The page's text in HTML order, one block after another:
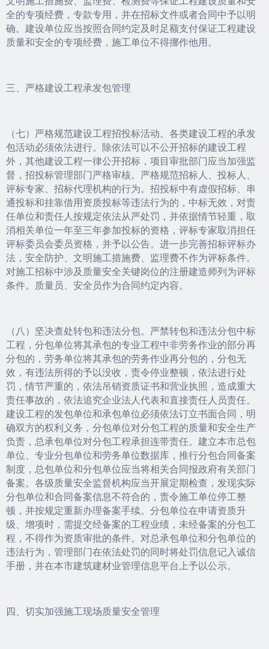
全的专项经费，专款专用，并在招标文件或者合同中予以明
确。建设单位应当按照合同约定及时足额支付保证工程建设
质量和安全的专项经费，施工单位不得挪作他用。
三、严格建设工程承发包管理
（七）严格规范建设工程招投标活动。各类建设工程的承发
包活动必须依法进行。除依法可以不公开招标的建设工程
外，其他建设工程一律公开招标，项目审批部门应当加强监
督，招投标管理部门严格审核。严格规范招标人、投标人、
评标专家、招标代理机构的行为。招投标中有虚假招标、串
通投标和挂靠借用资质投标等违法行为的，中标无效，对责
任单位和责任人按规定依法从严处罚，并依据情节轻重，取
消相关单位一年至三年参加投标的资格，评标专家取消担任
评标委员会委员资格，并予以公告。进一步完善招标评标办
法，安全防护、文明施工措施费、监理费不作为评标条件。
对施工招标中涉及质量安全关键岗位的注册建造师列为评标
条件。质量员、安全员作为合同约定内容。
（八）坚决查处转包和违法分包。严禁转包和违法分包中标
工程，分包单位将其承包的专业工程中非劳务作业的部分再
分包的，劳务单位将其承包的劳务作业再分包的，分包无
效，有违法所得的予以没收，责令停业整顿，依法进行处
罚，情节严重的，依法吊销资质证书和营业执照，造成重大
责任事故的，依法追究企业法人代表和直接责任人员责任。
建设工程的发包单位和承包单位必须依法订立书面合同，明
确双方的权利义务，分包单位对分包工程的质量和安全生产
负责，总承包单位对分包工程承担连带责任。建立本市总包
单位、专业分包单位和劳务单位数据库，推行分包合同备案
制度，总包单位和分包单位应当将相关合同报政府有关部门
备案。各级质量安全监督机构应当开展定期检查，发现实际
分包单位和合同备案信息不符合的，责令施工单位停工整
顿，并按规定重新办理备案手续。分包单位在申请资质升
级、增项时，需提交经备案的工程业绩，未经备案的分包工
程，不得作为资质审批的条件。对总承包单位和分包单位的
违法行为，管理部门在依法处罚的同时将处罚信息记入诚信
手册，并在本市建筑建材业管理信息平台上予以公示。
四、切实加强施工现场质量安全管理